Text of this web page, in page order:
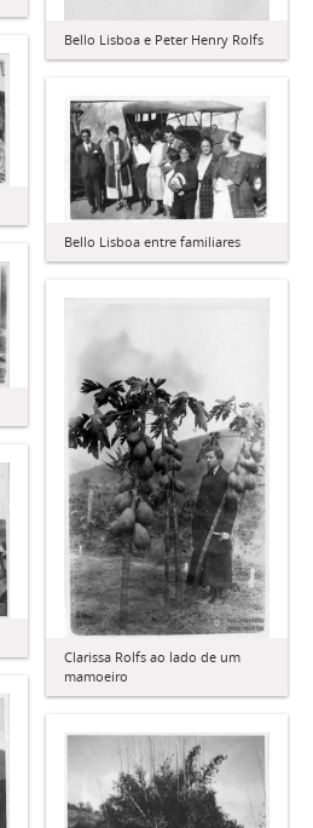
Bello Lisboa e Peter Henry Rolfs
Bello Lisboa entre familiares
Clarissa Rolfs ao lado de um
mamoeiro